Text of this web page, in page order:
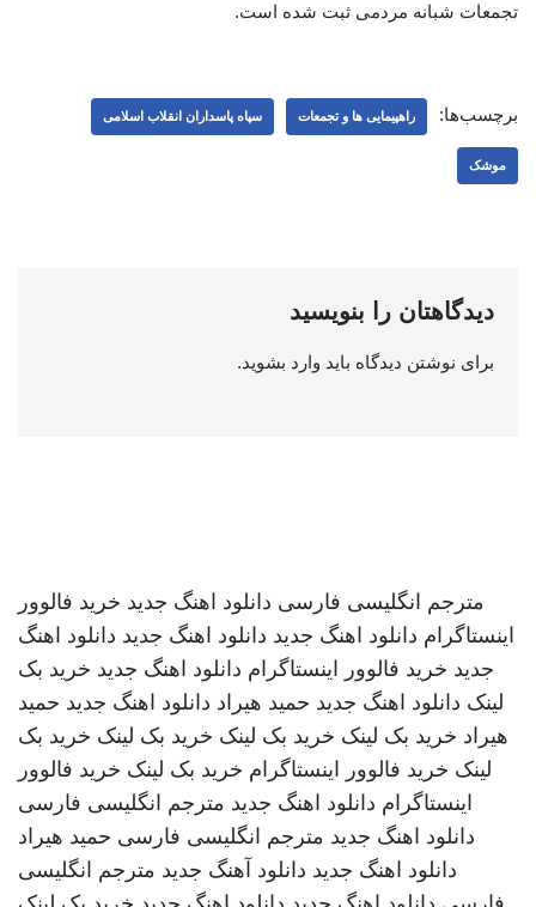
تجمعات شبانه مردمی ثبت شده است.
برچسب‌ها: راهپیمایی ها و تجمعات سپاه پاسداران انقلاب اسلامی
موشک
دیدگاهتان را بنویسید
برای نوشتن دیدگاه باید وارد بشوید.
مترجم انگلیسی فارسی دانلود اهنگ جدید خرید فالوور
اینستاگرام دانلود اهنگ جدید دانلود اهنگ جدید دانلود اهنگ
جدید خرید فالوور اینستاگرام دانلود اهنگ جدید خرید بک
لینک دانلود اهنگ جدید حمید هیراد دانلود اهنگ جدید حمید
هیراد خرید بک لینک خرید بک لینک خرید بک لینک خرید بک
لینک خرید فالوور اینستاگرام خرید بک لینک خرید فالوور
اینستاگرام دانلود اهنگ جدید مترجم انگلیسی فارسی
دانلود اهنگ جدید مترجم انگلیسی فارسی حمید هیراد
دانلود اهنگ جدید دانلود آهنگ جدید مترجم انگلیسی